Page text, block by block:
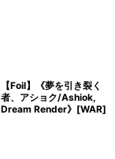
【Foil】《夢を引き裂く
者、アショク/Ashiok,
Dream Render》[WAR]